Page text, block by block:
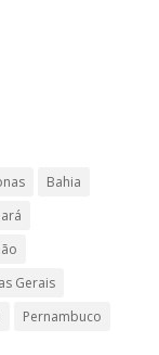
Bahia
Gerais
Pernambuco